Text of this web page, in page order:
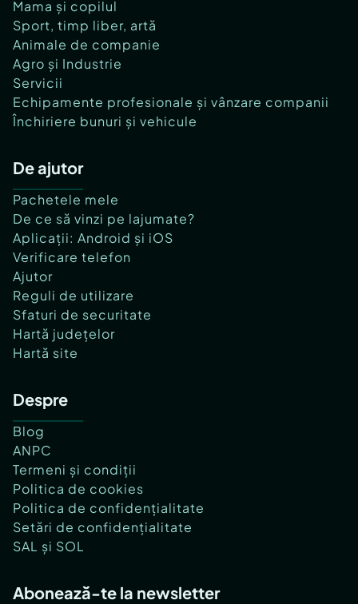
Mama și copilul
Sport, timp liber, artă
Animale de companie
Agro și Industrie
Servicii
Echipamente profesionale și vânzare companii
Închiriere bunuri și vehicule
De ajutor
Pachetele mele
De ce să vinzi pe lajumate?
Aplicații: Android și iOS
Verificare telefon
Ajutor
Reguli de utilizare
Sfaturi de securitate
Hartă județelor
Hartă site
Despre
Blog
ANPC
Termeni și condiții
Politica de cookies
Politica de confidențialitate
Setări de confidențialitate
SAL și SOL
Abonează-te la newsletter